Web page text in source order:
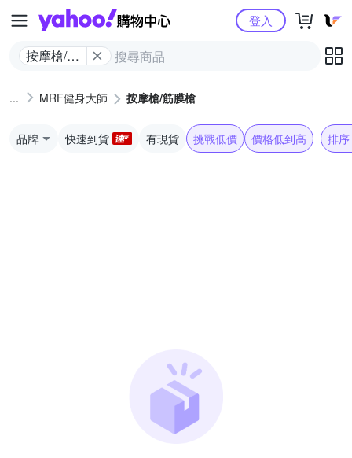
Yahoo購物中心
按摩槍/筋
登入
MRF健身大師 按摩槍/筋膜槍
品牌 快速到貨 有現貨 挑戰低價 價格低到高 排序